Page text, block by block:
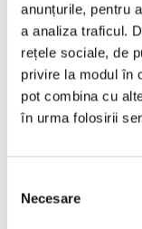
anunțurile, pentru
a analiza traficul.
rețele sociale, de
privire la modul în
pot combina cu
în urma folosirii
consimțământului
Necesare
spațiile ce
De formă
înălțime, căi
Date
foc,
Condiții de